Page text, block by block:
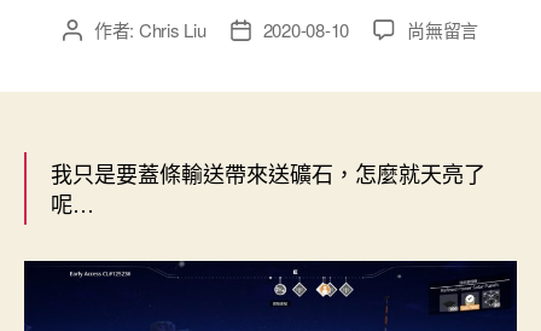
文 作者: Chris Liu
文
期
2020-08-10
在
要
蓋
送
帶，
尚無留言
我只是要蓋條輸送帶來送礦石，怎麼就天亮了
呢…